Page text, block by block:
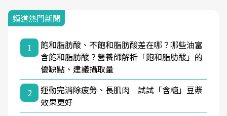
頻道熱門新聞
1
飽和脂肪酸、不飽和脂肪酸差在哪？哪些油富
含飽和脂肪酸？營養師解析「飽和脂肪酸」的
優缺點、建議攝取量
2
運動完消除疲勞、長肌肉 試試「含糖」豆漿
效果更好